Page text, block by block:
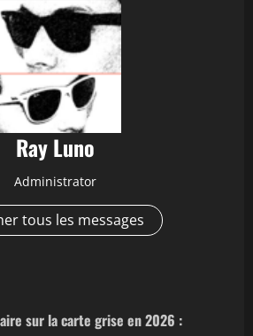
Ray Luno
Administrator
tous les messages
sur la carte grise en 2026 :